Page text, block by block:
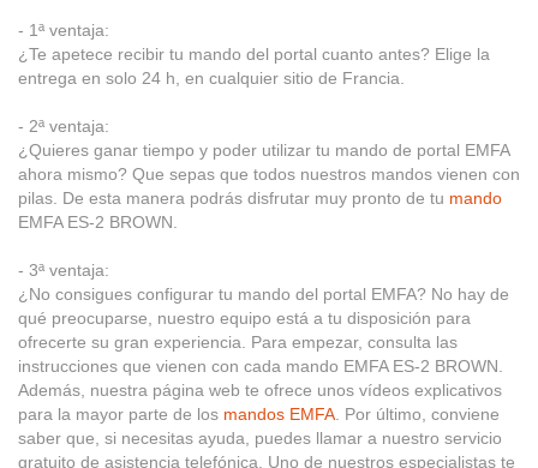
- 1ª ventaja:
¿Te apetece recibir tu mando del portal cuanto antes? Elige la
entrega en solo 24 h, en cualquier sitio de Francia.
- 2ª ventaja:
¿Quieres ganar tiempo y poder utilizar tu mando de portal EMFA
ahora mismo? Que sepas que todos nuestros mandos vienen con
pilas. De esta manera podrás disfrutar muy pronto de tu mando
EMFA ES-2 BROWN.
- 3ª ventaja:
¿No consigues configurar tu mando del portal EMFA? No hay de
qué preocuparse, nuestro equipo está a tu disposición para
ofrecerte su gran experiencia. Para empezar, consulta las
instrucciones que vienen con cada mando EMFA ES-2 BROWN.
Además, nuestra página web te ofrece unos vídeos explicativos
para la mayor parte de los mandos EMFA. Por último, conviene
saber que, si necesitas ayuda, puedes llamar a nuestro servicio
gratuito de asistencia telefónica. Uno de nuestros especialistas te